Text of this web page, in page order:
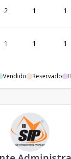
2 1 1
1 1 1
Vendido Reservado